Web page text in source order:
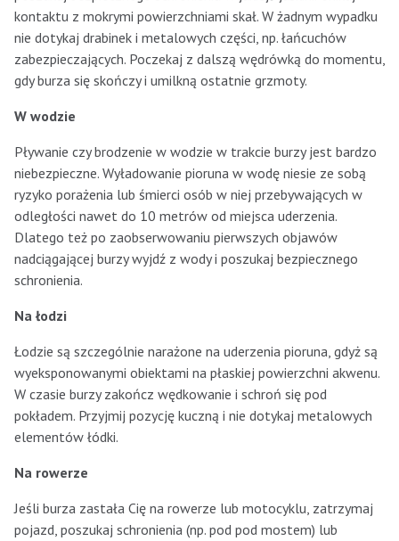
kontaktu z mokrymi powierzchniami skał. W żadnym wypadku
nie dotykaj drabinek i metalowych części, np. łańcuchów
zabezpieczających. Poczekaj z dalszą wędrówką do momentu,
gdy burza się skończy i umilkną ostatnie grzmoty.
W wodzie
Pływanie czy brodzenie w wodzie w trakcie burzy jest bardzo
niebezpieczne. Wyładowanie pioruna w wodę niesie ze sobą
ryzyko porażenia lub śmierci osób w niej przebywających w
odległości nawet do 10 metrów od miejsca uderzenia.
Dlatego też po zaobserwowaniu pierwszych objawów
nadciągającej burzy wyjdź z wody i poszukaj bezpiecznego
schronienia.
Na łodzi
Łodzie są szczególnie narażone na uderzenia pioruna, gdyż są
wyeksponowanymi obiektami na płaskiej powierzchni akwenu.
W czasie burzy zakończ wędkowanie i schroń się pod
pokładem. Przyjmij pozycję kuczną i nie dotykaj metalowych
elementów łódki.
Na rowerze
Jeśli burza zastała Cię na rowerze lub motocyklu, zatrzymaj
pojazd, poszukaj schronienia (np. pod pod mostem) lub